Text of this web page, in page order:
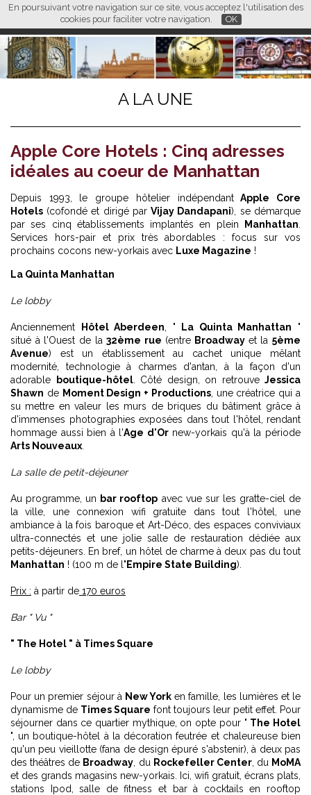
En poursuivant votre navigation sur ce site, vous acceptez l'utilisation des
cookies pour faciliter votre navigation.
OK
FR EN CN
L M
A LA UNE
Apple Core Hotels : Cinq adresses
idéales au coeur de Manhattan
Depuis 1993, le groupe hôtelier indépendantApple Core
Hotels (cofondé et dirigé par Vijay Dandapani), se démarque
par ses cinq établissements implantés en plein
Manhattan
Services hors-pair et prix très abordables : focus sur vos
prochains cocons new-yorkais avec Luxe Magazine !
La Quinta Manhattan
Le lobby
Anciennement Hôtel Aberdeen , " La Quinta Manhattan "
situé à l'Ouest de la32ème rue (entre Broadway et la5ème
Avenue) est un établissement au cachet unique mêlant
modernité, technologie à charmes d'antan, à la façon d'un
adorable
boutique-hôtel. Côté design, on retrouve Jessica
Shawn de Moment Design + Productions, une créatrice qui a
su mettre en valeur les murs de briques du bâtiment grâce à
d'immenses photographies exposées dans tout l'hôtel, rendant
hommage aussi bien à l'Age d'Ornew-yorkais qu'à la période
Arts Nouveaux
La salle de petit-déjeuner
Au programme, un bar rooftop avec vue sur les gratte-ciel de
la ville, une connexion wifi gratuite dans tout l'hôtel, une
ambiance à la fois baroque et Art-Déco, des espaces conviviaux
ultra-connectés et une jolie salle de restauration dédiée aux
petits-déjeuners. En bref, un hôtel de charme à deux pas du tout
Manhattan ! (100 m de l 'Empire State Building).
Prix : à partir de 170 euros
Bar " Vu "
" The Hotel " à Times Square
Le lobby
Pour un premier séjour à New York en famille, les lumières et le
dynamisme de Times Square font toujours leur petit effet. Pour
séjourner dans ce quartier mythique, on opte pour " The Hotel
", un boutique-hôtel à la décoration feutrée et chaleureuse bien
qu'un peu vieillotte (fana de design épuré s'abstenir), à deux pas
des théâtres de Broadway , du Rockefeller Center, du MoMA
et des grands magasins new-yorkais. Ici, wifi gratuit, écrans plats,
stations Ipod, salle de fitness et bar à cocktails en rooftop